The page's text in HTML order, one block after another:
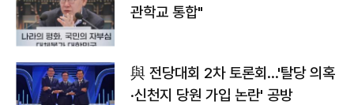
관학교 통합"
與 전당대회 2차 토론회…'탈당 의혹
·신천지 당원 가입 논란' 공방